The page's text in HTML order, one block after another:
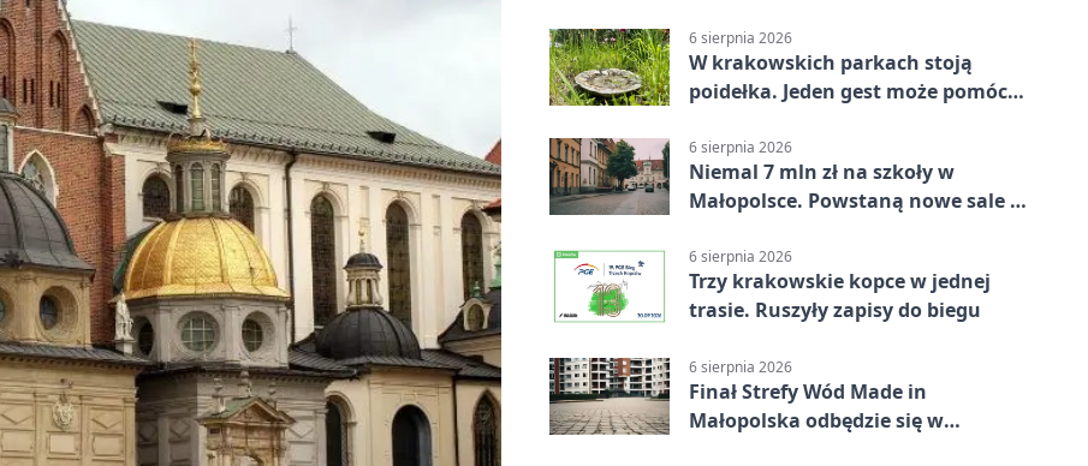
6 sierpnia 2026
W krakowskich parkach stoją
poidełka. Jeden gest może pomóc
6 sierpnia 2026
Niemal 7 mln zł na szkoły w
Małopolsce. Powstaną nowe sale i
6 sierpnia 2026
Trzy krakowskie kopce w jednej
trasie. Ruszyły zapisy do biegu
6 sierpnia 2026
Finał Strefy Wód Made in
Małopolska odbędzie się w